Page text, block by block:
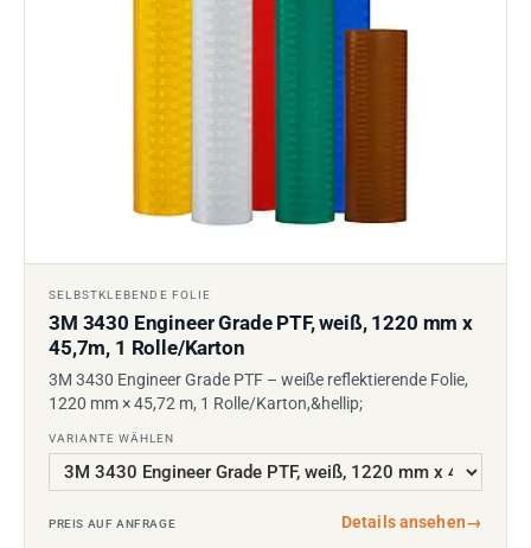
SELBSTKLEBENDE FOLIE
3M 3430 Engineer Grade PTF, weiß, 1220 mm x
45,7m, 1 Rolle/Karton
3M 3430 Engineer Grade PTF – weiße reflektierende Folie,
1220 mm × 45,72 m, 1 Rolle/Karton,&hellip;
VARIANTE WÄHLEN
PREIS AUF ANFRAGE Details ansehen→